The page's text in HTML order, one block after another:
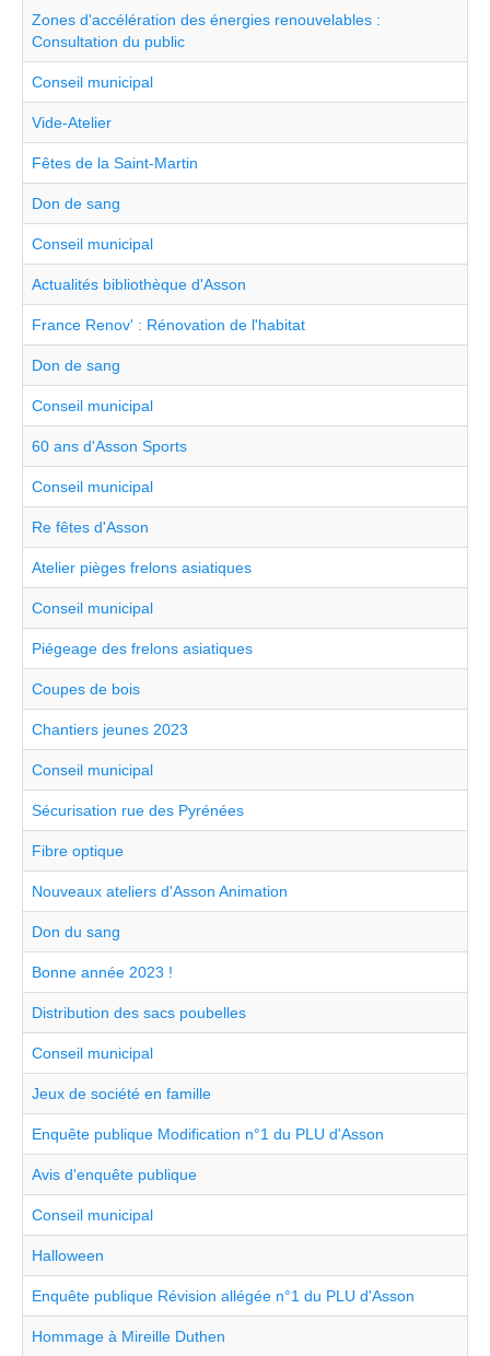
Zones d'accélération des énergies renouvelables :
Consultation du public
Conseil municipal
Vide-Atelier
Fêtes de la Saint-Martin
Don de sang
Conseil municipal
Actualités bibliothèque d'Asson
France Renov' : Rénovation de l'habitat
Don de sang
Conseil municipal
60 ans d'Asson Sports
Conseil municipal
Re fêtes d'Asson
Atelier pièges frelons asiatiques
Conseil municipal
Piégeage des frelons asiatiques
Coupes de bois
Chantiers jeunes 2023
Conseil municipal
Sécurisation rue des Pyrénées
Fibre optique
Nouveaux ateliers d'Asson Animation
Don du sang
Bonne année 2023 !
Distribution des sacs poubelles
Conseil municipal
Jeux de société en famille
Enquête publique Modification n°1 du PLU d'Asson
Avis d'enquête publique
Conseil municipal
Halloween
Enquête publique Révision allégée n°1 du PLU d'Asson
Hommage à Mireille Duthen